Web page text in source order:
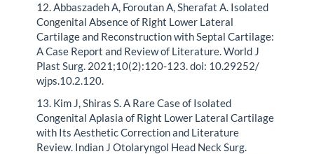
12. Abbaszadeh A, Foroutan A, Sherafat A. Isolated
Congenital Absence of Right Lower Lateral
Cartilage and Reconstruction with Septal Cartilage:
A Case Report and Review of Literature. World J
Plast Surg. 2021;10(2):120-123. doi: 10.29252/
wjps.10.2.120.
13. Kim J, Shiras S. A Rare Case of Isolated
Congenital Aplasia of Right Lower Lateral Cartilage
with Its Aesthetic Correction and Literature
Review. Indian J Otolaryngol Head Neck Surg.